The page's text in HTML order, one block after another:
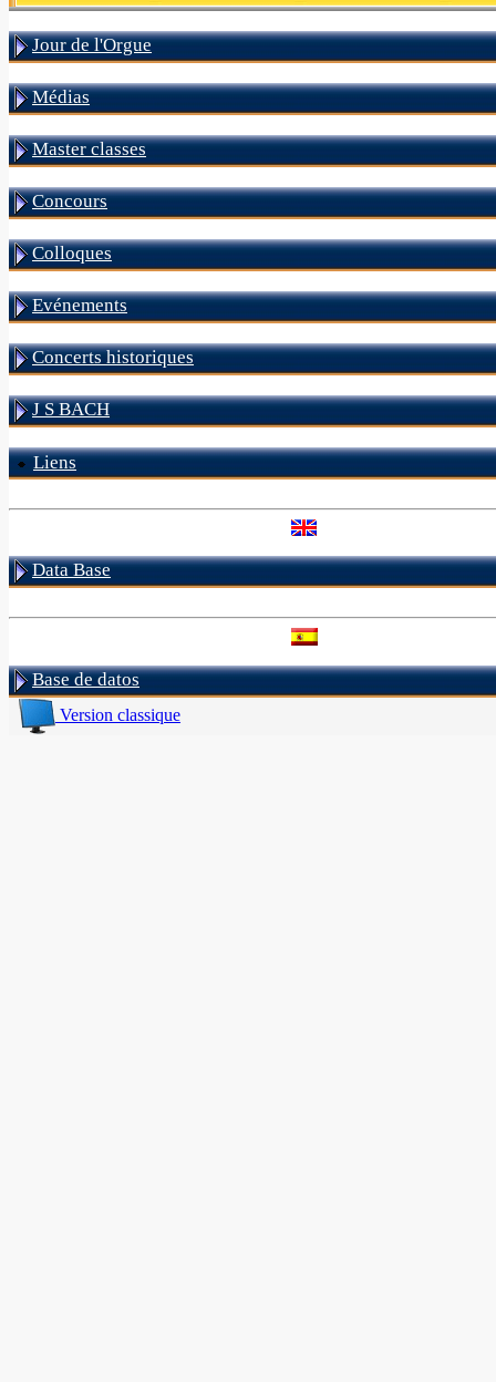
Jour de l'Orgue
Médias
Master classes
Concours
Colloques
Evénements
Concerts historiques
J S BACH
Liens
Data Base
Base de datos
Version classique